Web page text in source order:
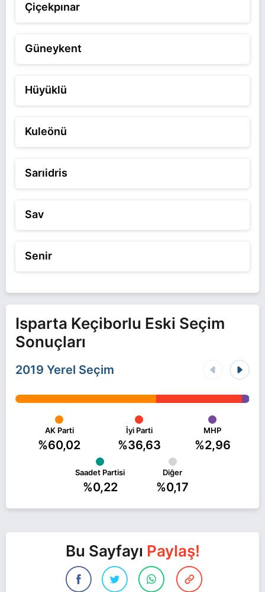
Çiçekpınar
Güneykent
Hüyüklü
Kuleönü
Sarıidris
Sav
Senir
Isparta Keçiborlu Eski Seçim
Sonuçları
2019 Yerel Seçim
AK Parti
%60,02
İyi Parti
%36,63
MHP
%2,96
Saadet Partisi
%0,22
Diğer
%0,17
Bu Sayfayı Paylaş!